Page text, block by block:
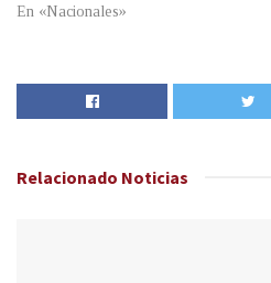
En «Nacionales»
Relacionado Noticias